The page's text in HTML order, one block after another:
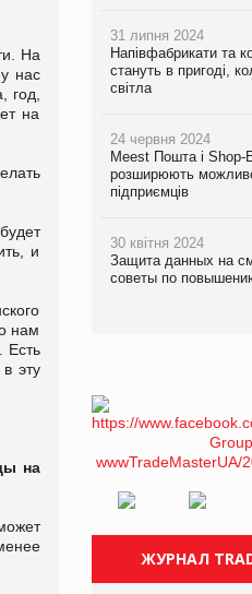
На
нас
год,
на
и
нам
Есть
эту
на
31 липня 2024
Напівфабрикати та
стануть в пригоді,
світла
24 червня 2024
Meest Пошта і Shop-
розширюють
підприємців
30 квітня 2024
Защита данных на
советы по
ЖУРНАЛ